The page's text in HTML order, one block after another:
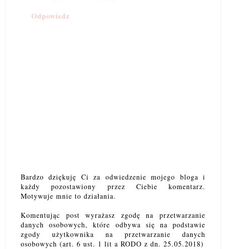
Odpowiedz
Bardzo dziękuję Ci za odwiedzenie mojego bloga i
każdy pozostawiony przez Ciebie komentarz.
Motywuje mnie to działania.
Komentując post wyrażasz zgodę na przetwarzanie
danych osobowych, które odbywa się na podstawie
zgody użytkownika na przetwarzanie danych
osobowych (art. 6 ust. 1 lit a RODO z dn. 25.05.2018)